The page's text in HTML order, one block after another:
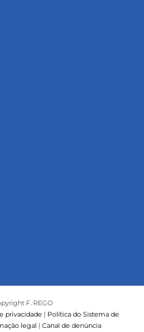
F. REGO
privacidade | Política do Sistema de
legal | Canal de denúncia